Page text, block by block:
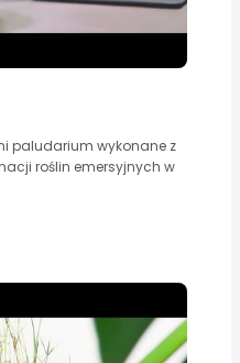
paludarium wykonane z
roślin emersyjnych w